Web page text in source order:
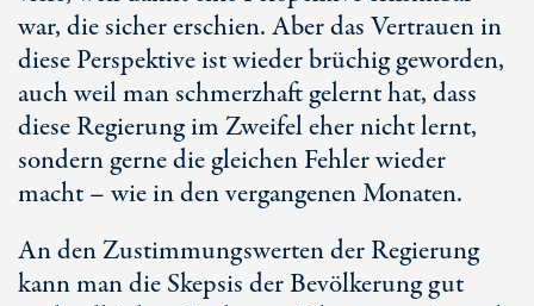
war, die sicher erschien. Aber das Vertrauen in
diese Perspektive ist wieder brüchig geworden,
auch weil man schmerzhaft gelernt hat, dass
diese Regierung im Zweifel eher nicht lernt,
sondern gerne die gleichen Fehler wieder
macht – wie in den vergangenen Monaten.
An den Zustimmungswerten der Regierung
kann man die Skepsis der Bevölkerung gut